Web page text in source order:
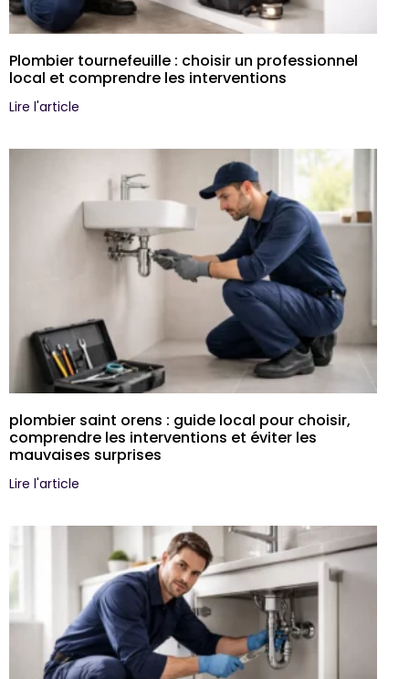
Plombier tournefeuille : choisir un professionnel
local et comprendre les interventions
Lire l'article
plombier saint orens : guide local pour choisir,
comprendre les interventions et éviter les
mauvaises surprises
Lire l'article